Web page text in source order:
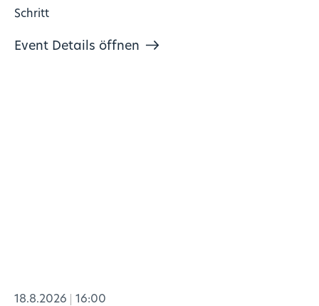
Schritt
Event Details öffnen
18.8.2026 16:00